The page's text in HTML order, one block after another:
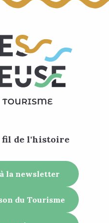
fil de l'histoire
la newsletter
du Tourisme